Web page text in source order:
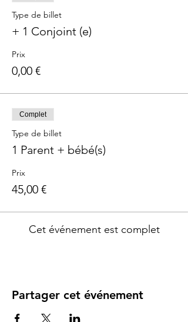
Type de billet
+ 1 Conjoint (e)
Prix
0,00 €
Complet
Type de billet
1 Parent + bébé(s)
Prix
45,00 €
Cet événement est complet
Partager cet événement